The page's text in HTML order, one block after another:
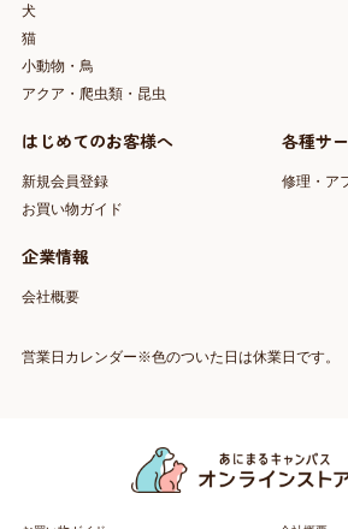
犬
猫
小動物・鳥
アクア・爬虫類・昆虫
はじめてのお客様へ
新規会員登録
お買い物ガイド
各種サ
修理・ア
企業情報
会社概要
営業日カレンダー※色のついた日は休業日です。